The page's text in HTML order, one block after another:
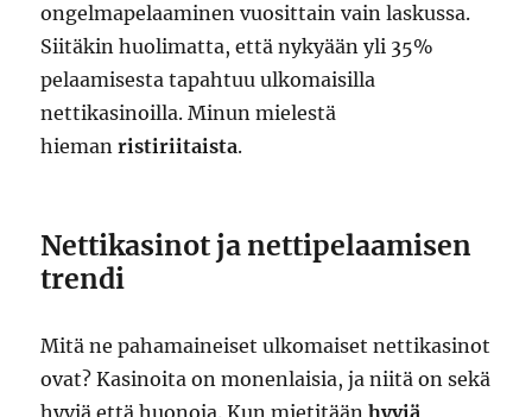
ongelmapelaaminen vuosittain vain laskussa.
Siitäkin huolimatta, että nykyään yli 35%
pelaamisesta tapahtuu ulkomaisilla
nettikasinoilla. Minun mielestä
hiemanristiriitaista.
Nettikasinot ja nettipelaamisen
trendi
Mitä ne pahamaineiset ulkomaiset nettikasinot
ovat? Kasinoita on monenlaisia, ja niitä on sekä
hyviä että huonoja. Kun mietitäänhyviä